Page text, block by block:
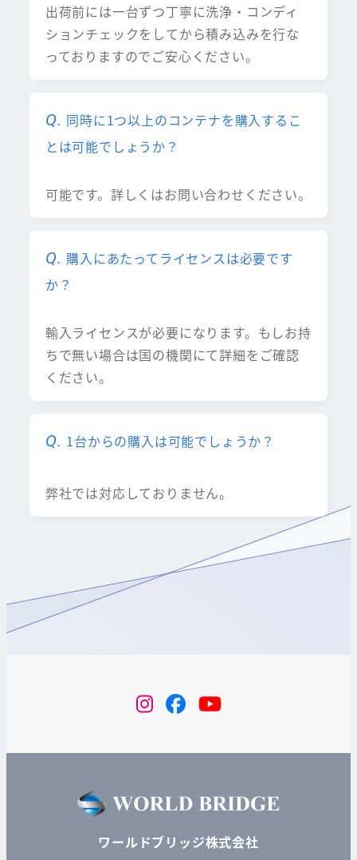
出荷前には一台ずつ丁寧に洗浄・コンディ
ションチェックをしてから積み込みを行な
っておりますのでご安心ください。
同時に1つ以上のコンテナを購入するこ
とは可能でしょうか？
可能です。詳しくはお問い合わせください。
購入にあたってライセンスは必要です
か？
輸入ライセンスが必要になります。もしお持
ちで無い場合は国の機関にて詳細をご確認
ください。
1台からの購入は可能でしょうか？
弊社では対応しておりません。
instagram
FacebookYouTube
ワールドブリッジ株式会社